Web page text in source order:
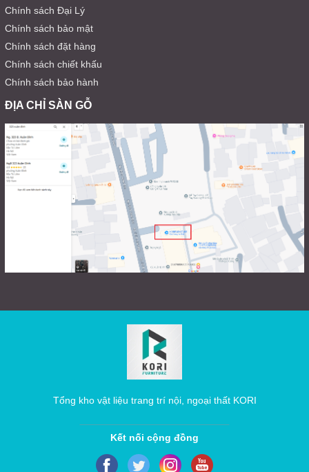
Chính sách Đại Lý
Chính sách bảo mật
Chính sách đặt hàng
Chính sách chiết khấu
Chính sách bảo hành
ĐỊA CHỈ SÀN GỖ
Tổng kho vật liệu trang trí nội, ngoại thất KORI
Kết nối cộng đồng